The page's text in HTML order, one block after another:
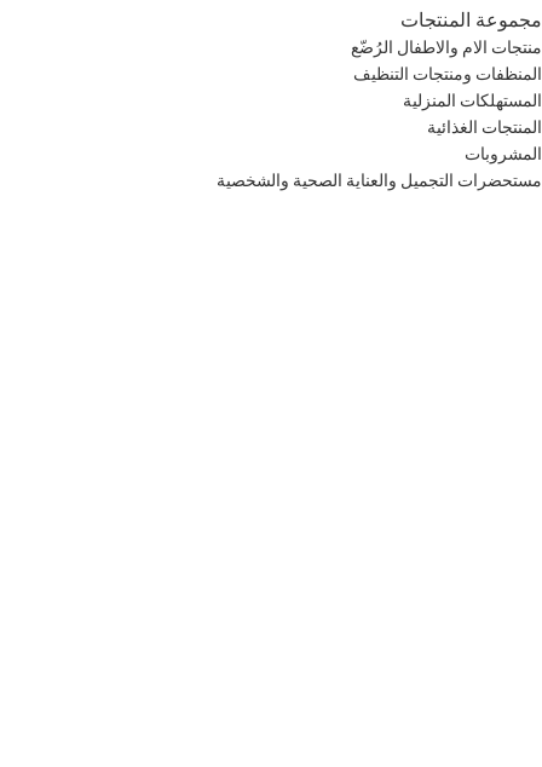
مجموعة المنتجات
منتجات الام والاطفال الرُضّع
المنظفات ومنتجات التنظيف
المستهلكات المنزلية
المنتجات الغذائية
المشروبات
مستحضرات التجميل والعناية الصحية والشخصية